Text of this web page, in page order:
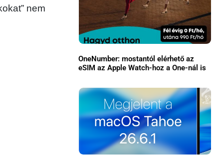
nem
OneNumber: mostantól elérhető az
eSIM az Apple Watch-hoz a One-nál is